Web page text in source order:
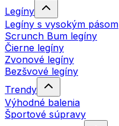
Legíny
Legíny s vysokým pásom
Scrunch Bum legíny
Čierne legíny
Zvonové legíny
Bezšvové legíny
Trendy
Výhodné balenia
Športové súpravy